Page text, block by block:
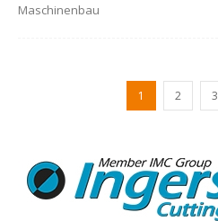
Maschinenbau
1 2 3